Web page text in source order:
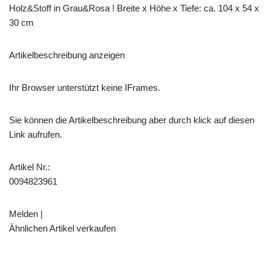
Holz&Stoff in Grau&Rosa ! Breite x Höhe x Tiefe: ca. 104 x 54 x
30 cm
Artikelbeschreibung anzeigen
Ihr Browser unterstützt keine IFrames.
Sie können die Artikelbeschreibung aber durch klick auf diesen
Link aufrufen.
Artikel Nr.:
0094823961
Melden |
Ähnlichen Artikel verkaufen